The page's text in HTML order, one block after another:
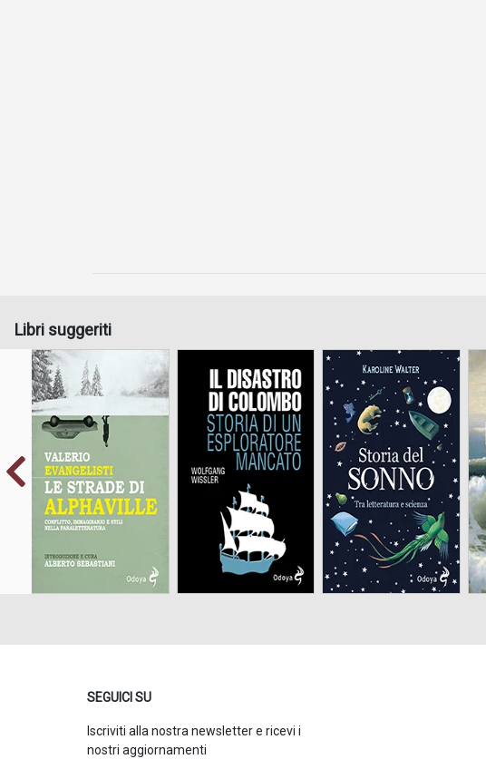
Libri suggeriti
Conflitto, immaginario
e stili nella
paraletteratura
Storia di un esploratore
mancato
Tra letteratura e
scienza
SEGUICI SU
Iscriviti alla nostra newsletter e ricevi i
nostri aggiornamenti